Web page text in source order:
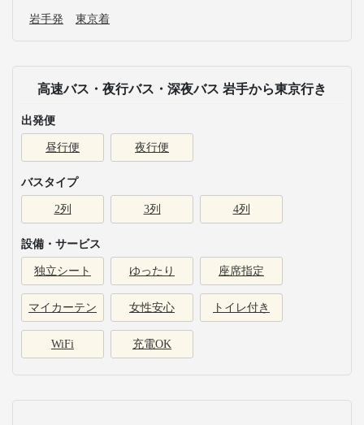
岩手発 東京着
高速バス・夜行バス・深夜バス 岩手から東京行き
出発便
昼行便 夜行便
バスタイプ
2列 3列 4列
設備・サービス
独立シート ゆったり 座席指定
マイカーテン 女性安心 トイレ付き
WiFi 充電OK